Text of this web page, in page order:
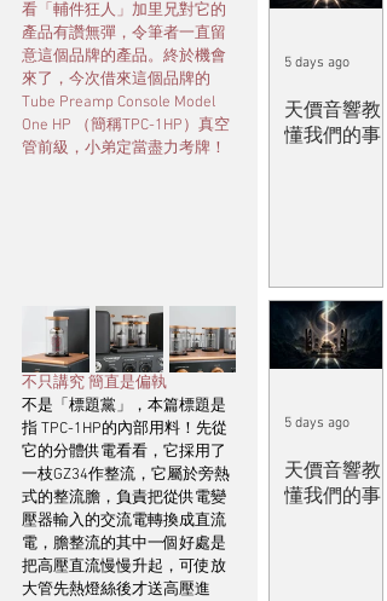
看「輔件狂人」加里兄對它的
產品有讚無彈，令筆者一直留
意這個品牌的產品。終於機會
來了，今次借來這個品牌的
Tube Preamp Console Model
One HP （簡稱TPC-1HP）真空
管前級，小弟定當盡力考牌！
不只講究 簡直是偏執
不是「標題黨」，本篇標題是
指 TPC-1HP的內部用料！先從
它的分體供電看看，它採用了
一枝GZ34作整流，它屬於旁熱
式的整流膽，負責把從供電變
壓器輸入的交流電轉換成直流
電，膽整流的其中一個好處是
把高壓直流慢慢升起，可使放
大管先熱燈絲後才送高壓進
天價音響教
懂我們的事
5 days ago
天價音響教
懂我們的事
5 days ago